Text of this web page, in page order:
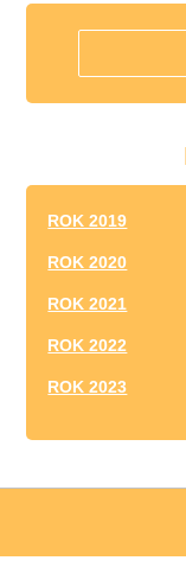
ROK 2019
ROK 2020
ROK 2021
ROK 2022
ROK 2023